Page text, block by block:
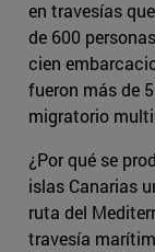
en travesías
de 600
cien
fueron más de
migratorio
¿Por qué se
islas Canarias
ruta del
travesía